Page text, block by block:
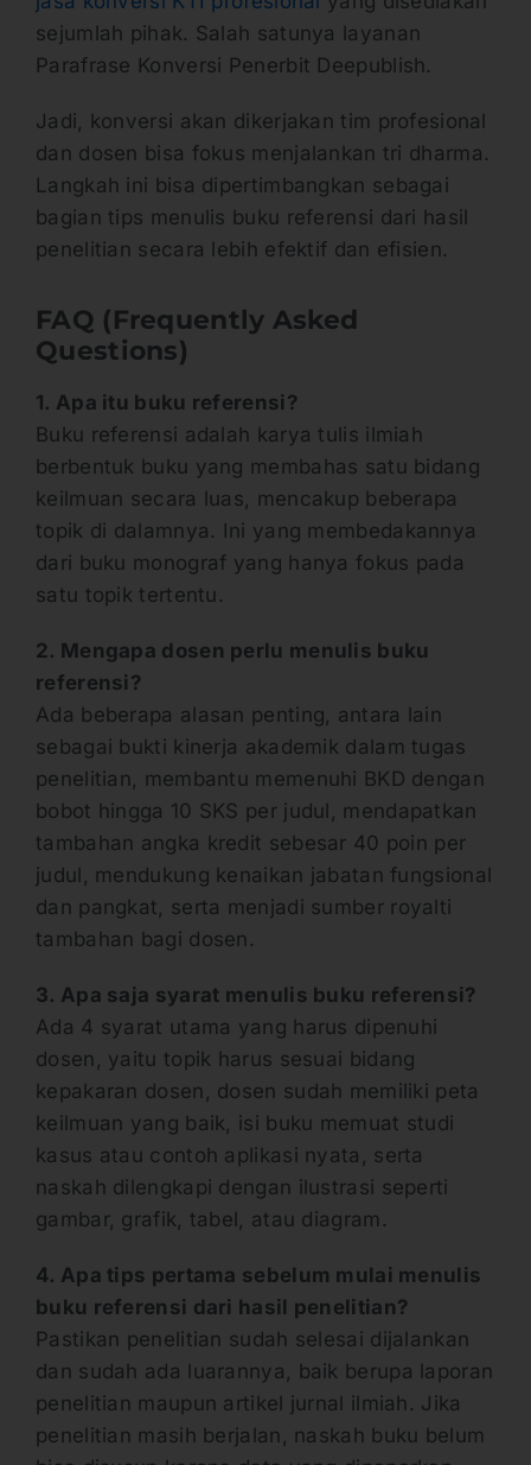
sejumlah pihak. Salah satunya layanan
Parafrase Konversi Penerbit Deepublish.
Jadi, konversi akan dikerjakan tim profesional
dan dosen bisa fokus menjalankan tri dharma.
Langkah ini bisa dipertimbangkan sebagai
bagian tips menulis buku referensi dari hasil
penelitian secara lebih efektif dan efisien.
FAQ (Frequently Asked
Questions)
1. Apa itu buku referensi?
Buku referensi adalah karya tulis ilmiah
berbentuk buku yang membahas satu bidang
keilmuan secara luas, mencakup beberapa
topik di dalamnya. Ini yang membedakannya
dari buku monograf yang hanya fokus pada
satu topik tertentu.
2. Mengapa dosen perlu menulis buku
referensi?
Ada beberapa alasan penting, antara lain
sebagai bukti kinerja akademik dalam tugas
penelitian, membantu memenuhi BKD dengan
bobot hingga 10 SKS per judul, mendapatkan
tambahan angka kredit sebesar 40 poin per
judul, mendukung kenaikan jabatan fungsional
dan pangkat, serta menjadi sumber royalti
tambahan bagi dosen.
3. Apa saja syarat menulis buku referensi?
Ada 4 syarat utama yang harus dipenuhi
dosen, yaitu topik harus sesuai bidang
kepakaran dosen, dosen sudah memiliki peta
keilmuan yang baik, isi buku memuat studi
kasus atau contoh aplikasi nyata, serta
naskah dilengkapi dengan ilustrasi seperti
gambar, grafik, tabel, atau diagram.
4. Apa tips pertama sebelum mulai menulis
buku referensi dari hasil penelitian?
Pastikan penelitian sudah selesai dijalankan
dan sudah ada luarannya, baik berupa laporan
penelitian maupun artikel jurnal ilmiah. Jika
penelitian masih berjalan, naskah buku belum